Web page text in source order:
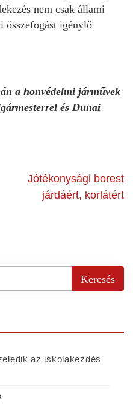
nem csak állami
összefogást igénylő
a honvédelmi járművek
és Dunai
Jótékonysági borest
járdáért, korlátért
az iskolakezdés